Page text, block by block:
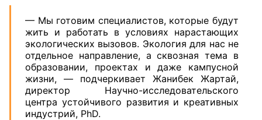
— Мы готовим специалистов, которые будут
жить и работать в условиях нарастающих
экологических вызовов. Экология для нас не
отдельное направление, а сквозная тема в
образовании, проектах и даже кампусной
жизни, — подчеркивает Жанибек Жартай,
директор Научно-исследовательского
центра устойчивого развития и креативных
индустрий, PhD.